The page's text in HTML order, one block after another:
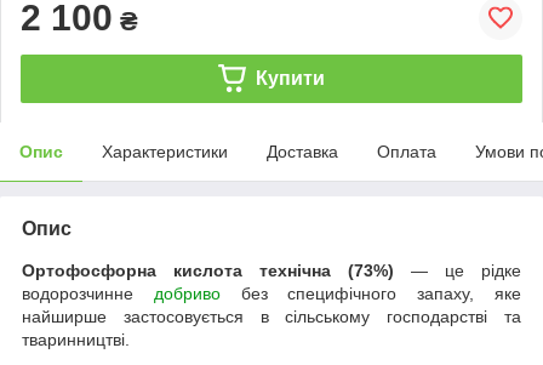
2 100 ₴
Купити
Опис Характеристики Доставка Оплата Умови
Опис
Ортофосфорна кислота технічна (73%) — це рідке
водорозчинне добривобез специфічного запаху, яке
найширше застосовується в сільському господарстві та
тваринництві.